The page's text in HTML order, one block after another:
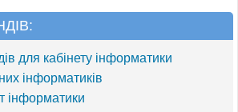
для кабінету інформатики
інформатиків
інформатики